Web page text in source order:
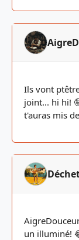
Ils vont
joint... hi hi!
t'auras mis
un illuminé!